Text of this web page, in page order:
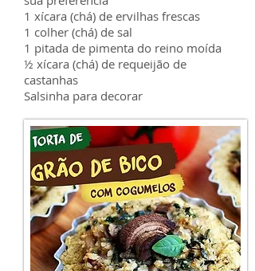
1 xícara (chá) de ervilhas frescas
1 colher (chá) de sal
1 pitada de pimenta do reino moída
½ xícara (chá) de requeijão de
castanhas
Salsinha para decorar